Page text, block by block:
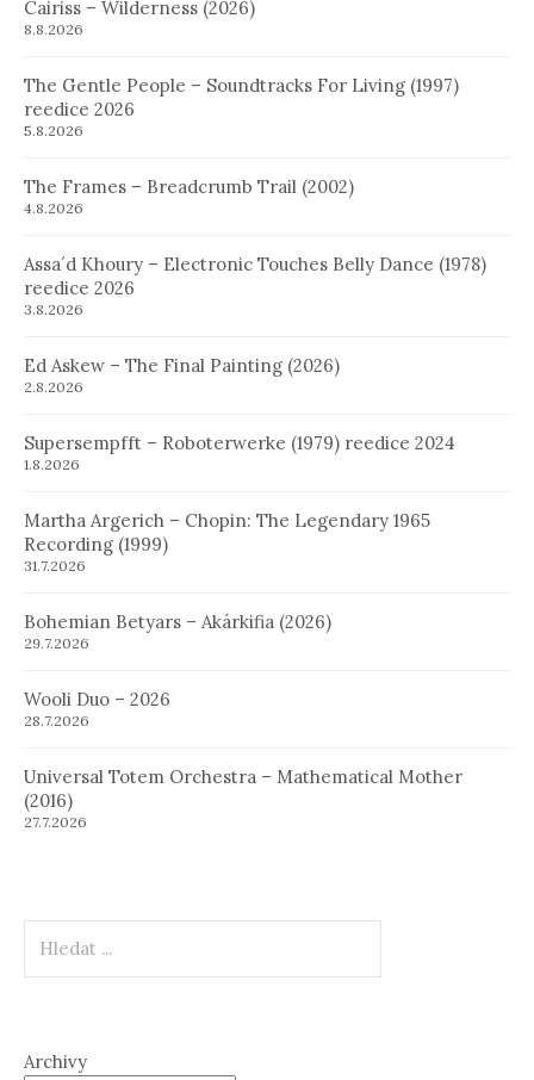
Cairiss – Wilderness (2026)
8.8.2026
The Gentle People – Soundtracks For Living (1997)
reedice 2026
5.8.2026
The Frames – Breadcrumb Trail (2002)
4.8.2026
Assa´d Khoury – Electronic Touches Belly Dance (1978)
reedice 2026
3.8.2026
Ed Askew – The Final Painting (2026)
2.8.2026
Supersempfft – Roboterwerke (1979) reedice 2024
1.8.2026
Martha Argerich – Chopin: The Legendary 1965
Recording (1999)
31.7.2026
Bohemian Betyars – Akárkifia (2026)
29.7.2026
Wooli Duo – 2026
28.7.2026
Universal Totem Orchestra – Mathematical Mother
(2016)
27.7.2026
Archivy